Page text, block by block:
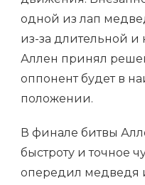
одной из лап
из-за длительной
Аллен принял
оппонент будет в
положении.
В финале битвы
быстроту и точное
опередил медведя